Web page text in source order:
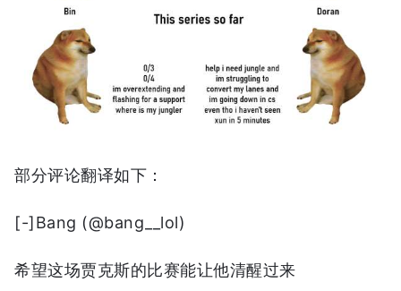
部分评论翻译如下：
[-]Bang (@bang__lol)
希望这场贾克斯的比赛能让他清醒过来